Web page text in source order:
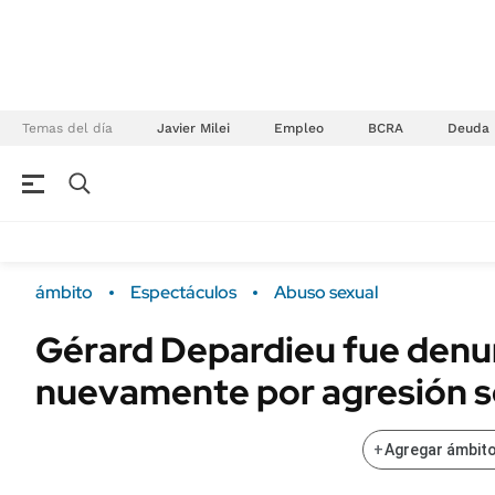
Temas del día Javier Milei Empleo BCRA Deuda
Campo
FINANZAS
Sustentabilidad
ENERGY REPORT
POLÍTICA
ámbito Espectáculos Abuso sexual
Gérard Depardieu fue
nuevamente por agresión
+Agregar